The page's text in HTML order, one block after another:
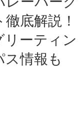
底解説！
リーティン
ス情報も